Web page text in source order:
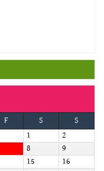
F S
S
1
2
8
9
15
16